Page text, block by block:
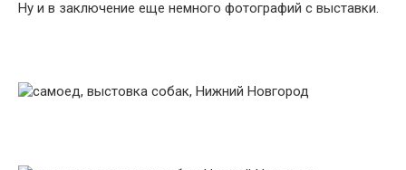
Ну и в заключение еще немного фотографий с выставки.